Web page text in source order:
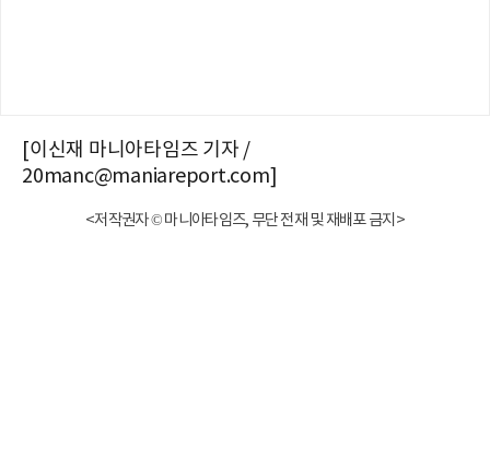
[이신재 마니아타임즈 기자 /
20manc@maniareport.com]
<저작권자 © 마니아타임즈, 무단 전재 및 재배포 금지>